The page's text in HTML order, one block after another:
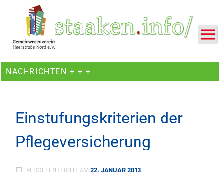
Ein Projekt des Gemeinwesenvereins Heerstraße Nord
NACHRICHTEN + + +
Einstufungskriterien der
Pflegeversicherung
VERÖFFENTLICHT AM 22. JANUAR 2013